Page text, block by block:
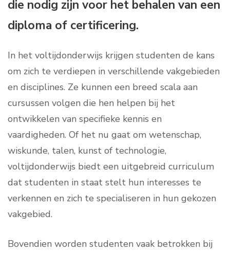
die nodig zijn voor het behalen van een
diploma of certificering.
In het voltijdonderwijs krijgen studenten de kans
om zich te verdiepen in verschillende vakgebieden
en disciplines. Ze kunnen een breed scala aan
cursussen volgen die hen helpen bij het
ontwikkelen van specifieke kennis en
vaardigheden. Of het nu gaat om wetenschap,
wiskunde, talen, kunst of technologie,
voltijdonderwijs biedt een uitgebreid curriculum
dat studenten in staat stelt hun interesses te
verkennen en zich te specialiseren in hun gekozen
vakgebied.
Bovendien worden studenten vaak betrokken bij